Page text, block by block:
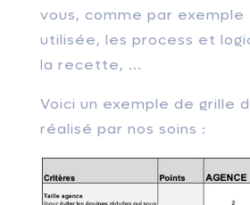
vous, comme par exemple
utilisée, les process et
la recette, ...
Voici un exemple de grille
réalisé par nos soins :